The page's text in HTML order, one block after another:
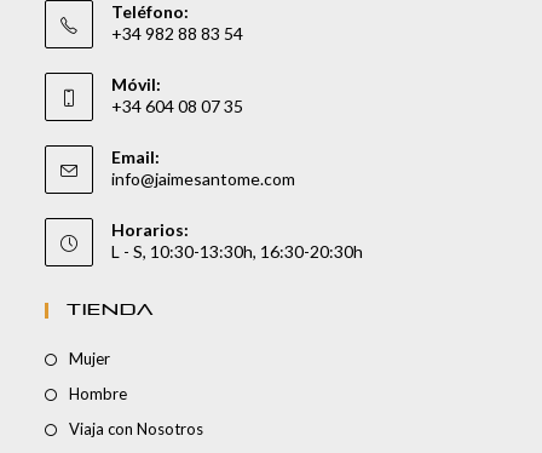
Teléfono:
+34 982 88 83 54
Móvil:
+34 604 08 07 35
Email:
info@jaimesantome.com
Horarios:
L - S, 10:30-13:30h, 16:30-20:30h
TIENDA
Mujer
Hombre
Viaja con Nosotros